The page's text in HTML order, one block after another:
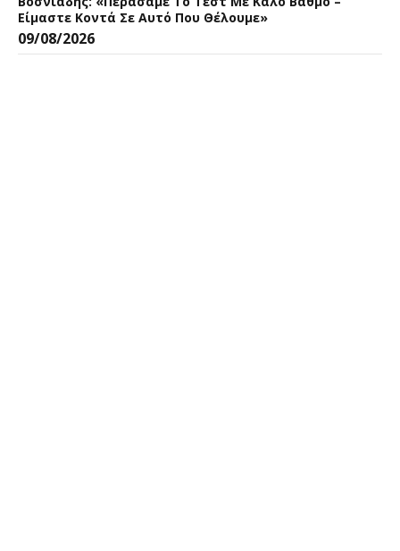
Είμαστε Κοντά Σε Αυτό Που Θέλουμε»
09/08/2026